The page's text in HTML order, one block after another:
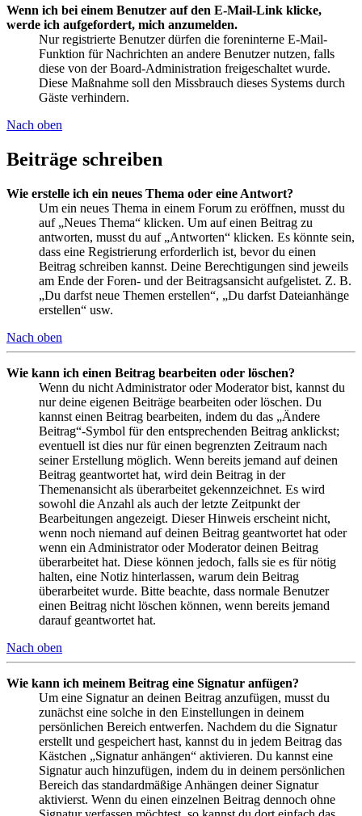
Wenn ich bei einem Benutzer auf den E-Mail-Link klicke,
werde ich aufgefordert, mich anzumelden.
Nur registrierte Benutzer dürfen die foreninterne E-Mail-
Funktion für Nachrichten an andere Benutzer nutzen, falls
diese von der Board-Administration freigeschaltet wurde.
Diese Maßnahme soll den Missbrauch dieses Systems durch
Gäste verhindern.
Nach oben
Beiträge schreiben
Wie erstelle ich ein neues Thema oder eine Antwort?
Um ein neues Thema in einem Forum zu eröffnen, musst du
auf „Neues Thema“ klicken. Um auf einen Beitrag zu
antworten, musst du auf „Antworten“ klicken. Es könnte sein,
dass eine Registrierung erforderlich ist, bevor du einen
Beitrag schreiben kannst. Deine Berechtigungen sind jeweils
am Ende der Foren- und der Beitragsansicht aufgelistet. Z. B.
„Du darfst neue Themen erstellen“, „Du darfst Dateianhänge
erstellen“ usw.
Nach oben
Wie kann ich einen Beitrag bearbeiten oder löschen?
Wenn du nicht Administrator oder Moderator bist, kannst du
nur deine eigenen Beiträge bearbeiten oder löschen. Du
kannst einen Beitrag bearbeiten, indem du das „Ändere
Beitrag“-Symbol für den entsprechenden Beitrag anklickst;
eventuell ist dies nur für einen begrenzten Zeitraum nach
seiner Erstellung möglich. Wenn bereits jemand auf deinen
Beitrag geantwortet hat, wird dein Beitrag in der
Themenansicht als überarbeitet gekennzeichnet. Es wird
sowohl die Anzahl als auch der letzte Zeitpunkt der
Bearbeitungen angezeigt. Dieser Hinweis erscheint nicht,
wenn noch niemand auf deinen Beitrag geantwortet hat oder
wenn ein Administrator oder Moderator deinen Beitrag
überarbeitet hat. Diese können jedoch, falls sie es für nötig
halten, eine Notiz hinterlassen, warum dein Beitrag
überarbeitet wurde. Bitte beachte, dass normale Benutzer
einen Beitrag nicht löschen können, wenn bereits jemand
darauf geantwortet hat.
Nach oben
Wie kann ich meinem Beitrag eine Signatur anfügen?
Um eine Signatur an deinen Beitrag anzufügen, musst du
zunächst eine solche in den Einstellungen in deinem
persönlichen Bereich entwerfen. Nachdem du die Signatur
erstellt und gespeichert hast, kannst du in jedem Beitrag das
Kästchen „Signatur anhängen“ aktivieren. Du kannst eine
Signatur auch hinzufügen, indem du in deinem persönlichen
Bereich das standardmäßige Anhängen deiner Signatur
aktivierst. Wenn du einen einzelnen Beitrag dennoch ohne